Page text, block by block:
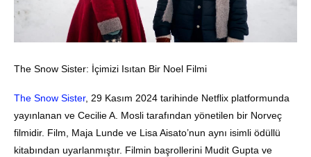
The Snow Sister: İçimizi Isıtan Bir Noel Filmi
The Snow Sister, 29 Kasım 2024 tarihinde Netflix platformunda
yayınlanan ve Cecilie A. Mosli tarafından yönetilen bir Norveç
filmidir. Film, Maja Lunde ve Lisa Aisato’nun aynı isimli ödüllü
kitabından uyarlanmıştır. Filmin başrollerini Mudit Gupta ve